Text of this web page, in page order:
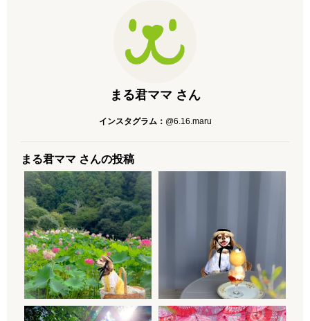
まる君ママ さん
インスタグラム： @6.16.maru
まる君ママ さんの投稿